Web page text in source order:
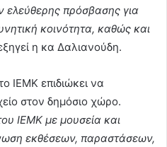
πρόσβασης για
κοινότητα, καθώς και
η κα Δαλιανούδη.
ΙΕΜΚ επιδιώκει να
στον δημόσιο χώρο.
ΙΕΜΚ με μουσεία και
εκθέσεων, παραστάσεων,